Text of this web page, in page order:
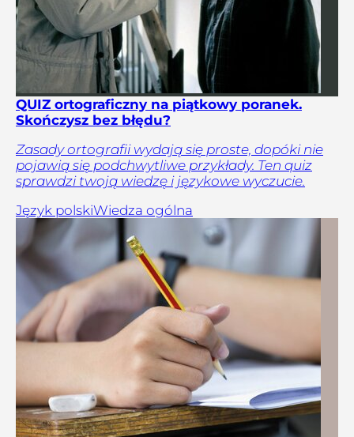
QUIZ ortograficzny na piątkowy poranek.
Skończysz bez błędu?
Zasady ortografii wydają się proste, dopóki nie
pojawią się podchwytliwe przykłady. Ten quiz
sprawdzi twoją wiedzę i językowe wyczucie.
Język polskiWiedza ogólna